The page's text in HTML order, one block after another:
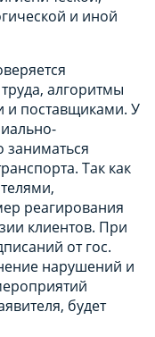
и иной
алгоритмы
и поставщиками. У
заниматься
Так как
реагирования
клиентов. При
от гос.
нарушений и
будет